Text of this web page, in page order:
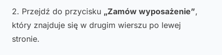
2. Przejdź do przycisku „Zamów wyposażenie”,
który znajduje się w drugim wierszu po lewej
stronie.